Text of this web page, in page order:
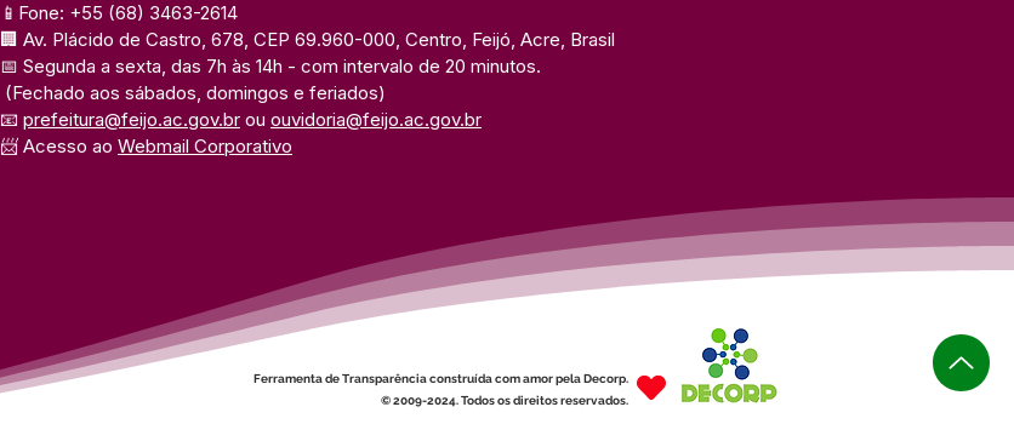
📱Fone: +55 (68) 3463-2614
🏢 Av. Plácido de Castro, 678, CEP 69.960-000, Centro, Feijó, Acre, Brasil
📅 Segunda a sexta, das 7h às 14h - com intervalo de 20 minutos.
(Fechado aos sábados, domingos e feriados)
📧 prefeitura@feijo.ac.gov.br ou ouvidoria@feijo.ac.gov.br
📨 Acesso ao Webmail Corporativo
Ferramenta de Transparência construída com amor pela Decorp.
© 2009-2024. Todos os direitos reservados.